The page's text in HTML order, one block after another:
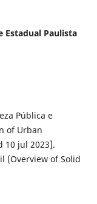
Estadual Paulista
Pública e
of Urban
10 jul 2023].
(Overview of Solid